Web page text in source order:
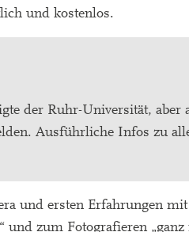
und kostenlos.
der Ruhr-Universität, aber
Ausführliche Infos zu
und ersten Erfahrungen
zum Fotografieren „ganz